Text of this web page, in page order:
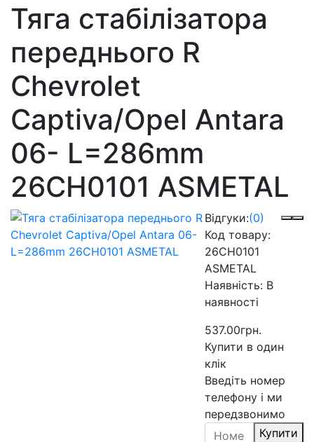
Тяга стабілізатора
переднього R
Chevrolet
Captiva/Opel Antara
06- L=286mm
26CH0101 ASMETAL
Відгуки:(0)
Код товару:
26CH0101
ASMETAL
Наявність: В
наявності
537.00грн.
Купити в один
клік
Введіть номер
телефону і ми
передзвонимо
Купити